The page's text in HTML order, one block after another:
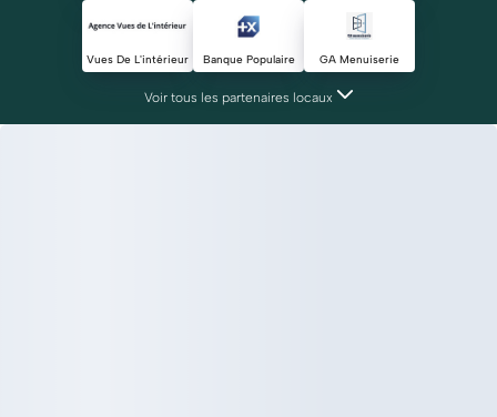
Vues De L'intérieur Banque Populaire GA Menuiserie
Voir tous les partenaires locaux